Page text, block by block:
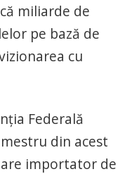
miliarde de
pe bază de
cu
Federală
din acest
importator de